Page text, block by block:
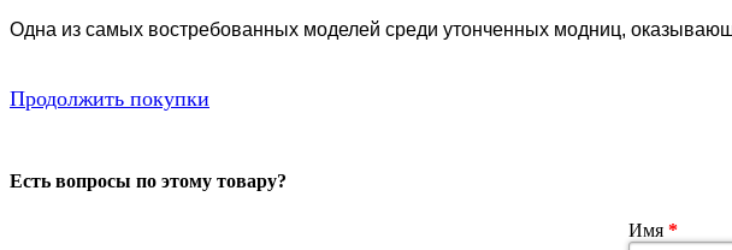
Одна из самых востребованных моделей среди утонченных модниц,
Продолжить покупки
Есть вопросы по этому товару?
Имя *